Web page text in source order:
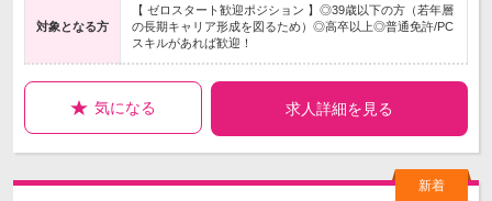
対象となる方
【 ゼロスタート歓迎ポジション 】◎39歳以下の方（若年層
の長期キャリア形成を図るため）◎高卒以上◎普通免許/PC
スキルがあれば歓迎！
気になる 求人詳細を見る